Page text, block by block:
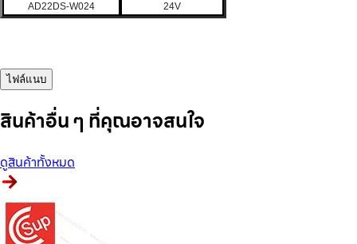
AD22DS-W024
24V
ไฟล์แนบ
สินค้าอื่น ๆ ที่คุณอาจสนใจ
ดูสินค้าทั้งหมด